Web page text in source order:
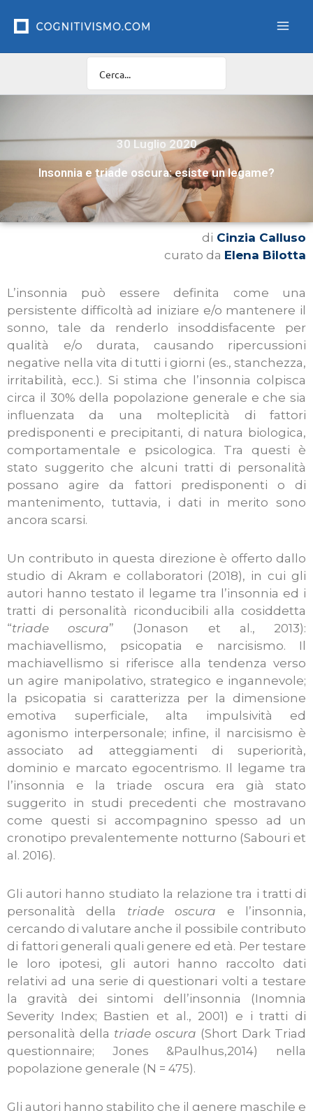
30 Luglio 2020
Insonnia e triade oscura: esiste un legame?
di Cinzia Calluso
curato da Elena Bilotta
L’insonnia può essere definita come una
persistente difficoltà ad iniziare e/o mantenere il
sonno, tale da renderlo insoddisfacente per
qualità e/o durata, causando ripercussioni
negative nella vita di tutti i giorni (es., stanchezza,
irritabilità, ecc.). Si stima che l’insonnia colpisca
circa il 30% della popolazione generale e che sia
influenzata da una molteplicità di fattori
predisponenti e precipitanti, di natura biologica,
comportamentale e psicologica. Tra questi è
stato suggerito che alcuni tratti di personalità
possano agire da fattori predisponenti o di
mantenimento, tuttavia, i dati in merito sono
ancora scarsi.
Un contributo in questa direzione è offerto dallo
studio di Akram e collaboratori (2018), in cui gli
autori hanno testato il legame tra l’insonnia ed i
tratti di personalità riconducibili alla cosiddetta
“triade oscura” (Jonason et al., 2013):
machiavellismo, psicopatia e narcisismo. Il
machiavellismo si riferisce alla tendenza verso
un agire manipolativo, strategico e ingannevole;
la psicopatia si caratterizza per la dimensione
emotiva superficiale, alta impulsività ed
agonismo interpersonale; infine, il narcisismo è
associato ad atteggiamenti di superiorità,
dominio e marcato egocentrismo. Il legame tra
l’insonnia e la triade oscura era già stato
suggerito in studi precedenti che mostravano
come questi si accompagnino spesso ad un
cronotipo prevalentemente notturno (Sabouri et
al. 2016).
Gli autori hanno studiato la relazione tra i tratti di
personalità della triade oscura e l’insonnia,
cercando di valutare anche il possibile contributo
di fattori generali quali genere ed età. Per testare
le loro ipotesi, gli autori hanno raccolto dati
relativi ad una serie di questionari volti a testare
la gravità dei sintomi dell’insonnia (Inomnia
Severity Index; Bastien et al., 2001) e i tratti di
personalità della triade oscura (Short Dark Triad
questionnaire; Jones &Paulhus,2014) nella
popolazione generale (N = 475).
Gli autori hanno stabilito che il genere maschile e